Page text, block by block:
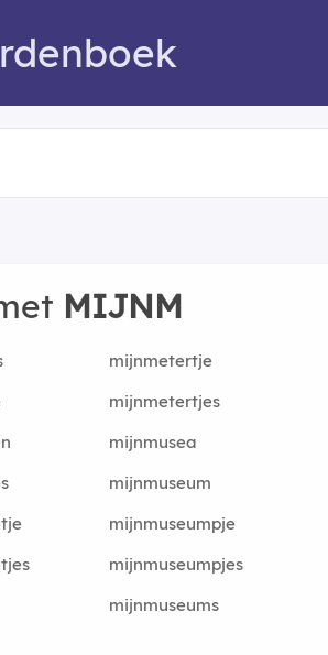
MIJNM
mijnmetertje
mijnmetertjes
mijnmusea
mijnmuseum
mijnmuseumpje
mijnmuseumpjes
mijnmuseums